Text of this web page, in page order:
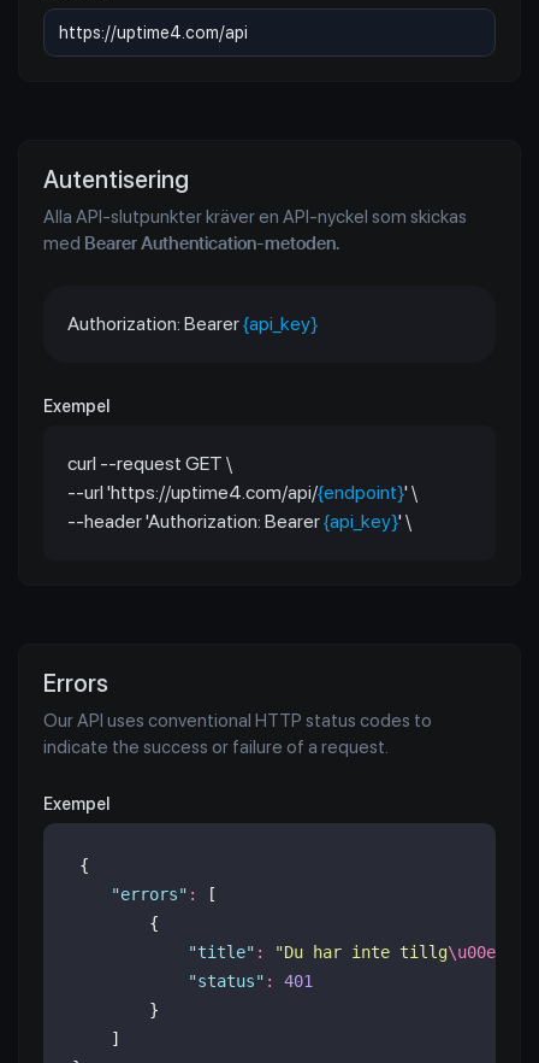
Autentisering
Alla API-slutpunkter kräver en API-nyckel som skickas
med Bearer Authentication-metoden.
Authorization: Bearer{api_key}
Exempel
curl --request GET \
--url 'https://uptime4.com/api/{endpoint}' \
--header 'Authorization: Bearer{api_key}' \
Errors
Our API uses conventional HTTP status codes to
indicate the success or failure of a request.
Exempel
{
"errors" :
[
        {
"title" : "Du har inte tillg\u00e5
"status" :
401
        }
    ]